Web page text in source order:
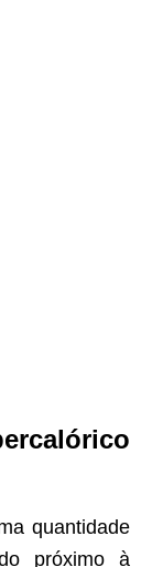
quantidade
próximo à